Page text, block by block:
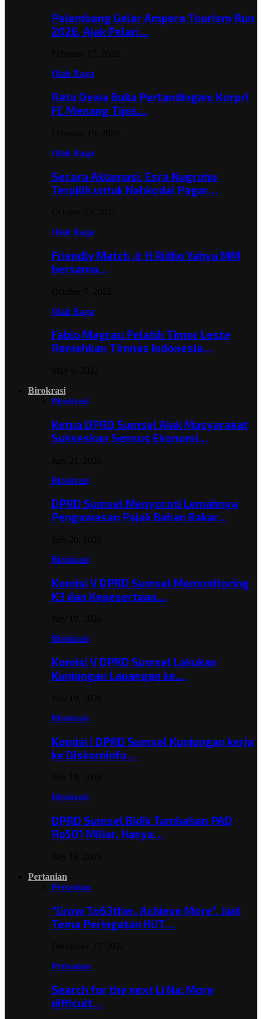
Palembang Gelar Ampera Tourism Run
2026, Ajak Pelari…
Olah Raga
Ratu Dewa Buka Pertandingan: Korpri
FC Menang Tipis…
Olah Raga
Secara Aklamasi, Esra Nugroho
Terpilih untuk Nahkodai Pagar…
Olah Raga
Friendly Match ,Ir H Ridho Yahya MM
bersama…
Olah Raga
Fabio Magrao Pelatih Timor Leste
Remehkan Timnas Indonesia…
Birokrasi
Birokrasi
Ketua DPRD Sumsel Ajak Masyarakat
Sukseskan Sensus Ekonomi…
Birokrasi
DPRD Sumsel Menyoroti Lemahnya
Pengawasan Pajak Bahan Bakar…
Birokrasi
Komisi V DPRD Sumsel Memonitoring
K3 dan Kepesertaan…
Birokrasi
Komisi V DPRD Sumsel Lakukan
Kunjungan Lapangan ke…
Birokrasi
Komisi I DPRD Sumsel Kunjungan kerja
ke Diskominfo…
Birokrasi
DPRD Sumsel Bidik Tambahan PAD
Rp501 Miliar, Hanya…
Pertanian
Pertanian
“Grow To63ther, Achieve More”, Jadi
Tema Peringatan HUT…
Pertanian
Search for the next Li Na: More
difficult…